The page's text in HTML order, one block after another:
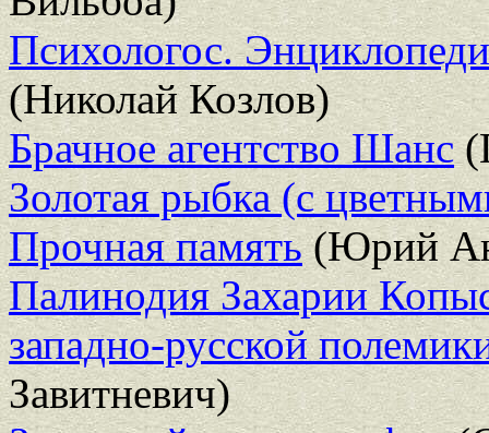
Психологос.
(Николай Козлов)
Брачное агентство Шанс
Золотая рыбка (с
Прочная память(Юрий
Палинодия Захарии
западно-русской
Завитневич)